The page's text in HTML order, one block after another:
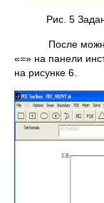
Рис. 5
После можно
«=» на панели
на рисунке 6.